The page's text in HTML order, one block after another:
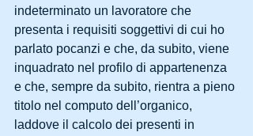
indeterminato un lavoratore che
presenta i requisiti soggettivi di cui ho
parlato pocanzi e che, da subito, viene
inquadrato nel profilo di appartenenza
e che, sempre da subito, rientra a pieno
titolo nel computo dell’organico,
laddove il calcolo dei presenti in